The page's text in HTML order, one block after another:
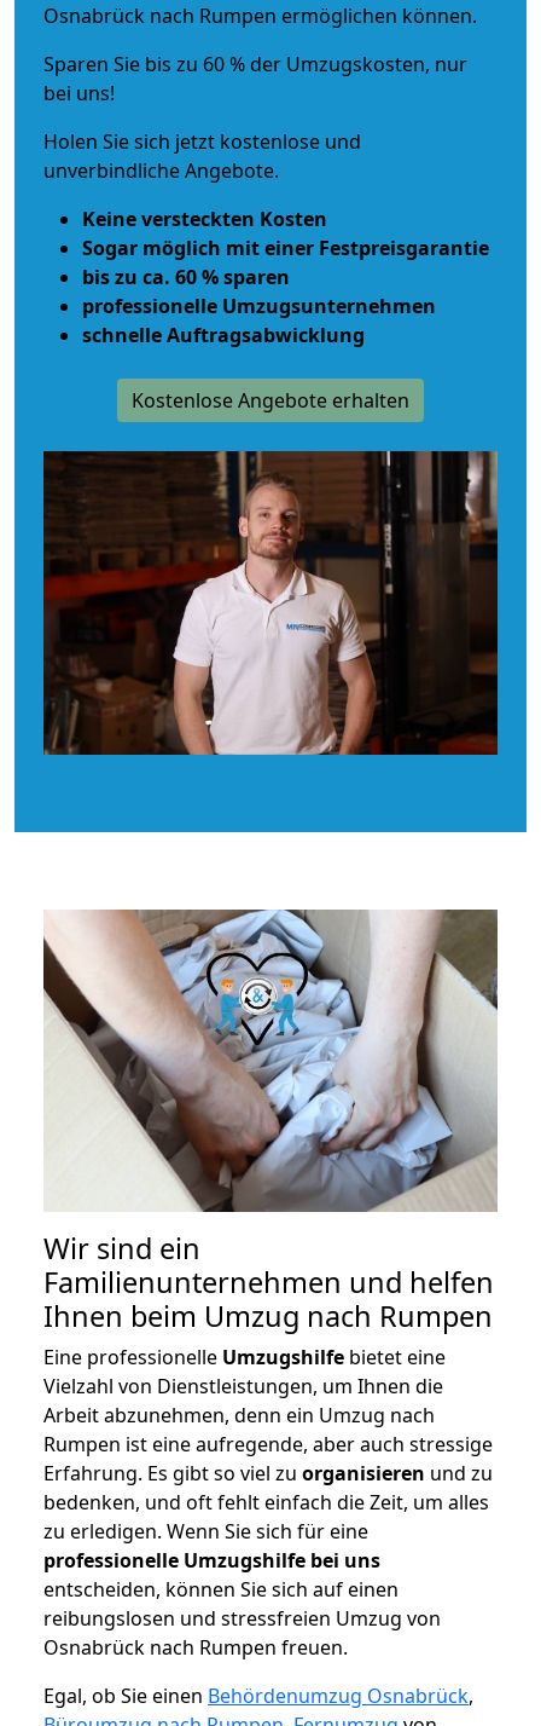
Osnabrück nach Rumpen ermöglichen können.
Sparen Sie bis zu 60 % der Umzugskosten, nur
bei uns!
Holen Sie sich jetzt kostenlose und
unverbindliche Angebote.
Keine versteckten Kosten
Sogar möglich mit einer Festpreisgarantie
bis zu ca. 60 % sparen
professionelle Umzugsunternehmen
schnelle Auftragsabwicklung
Kostenlose Angebote erhalten
Wir sind ein
Familienunternehmen und helfen
Ihnen beim Umzug nach Rumpen
Eine professionelle Umzugshilfe bietet eine
Vielzahl von Dienstleistungen, um Ihnen die
Arbeit abzunehmen, denn ein Umzug nach
Rumpen ist eine aufregende, aber auch stressige
Erfahrung. Es gibt so viel zu organisieren und zu
bedenken, und oft fehlt einfach die Zeit, um alles
zu erledigen. Wenn Sie sich für eine
professionelle Umzugshilfe bei uns
entscheiden, können Sie sich auf einen
reibungslosen und stressfreien Umzug von
Osnabrück nach Rumpen freuen.
Egal, ob Sie einen Behördenumzug Osnabrück,